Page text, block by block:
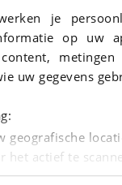
je
op
content,
uw gegevens
geografische
het actief te
worden